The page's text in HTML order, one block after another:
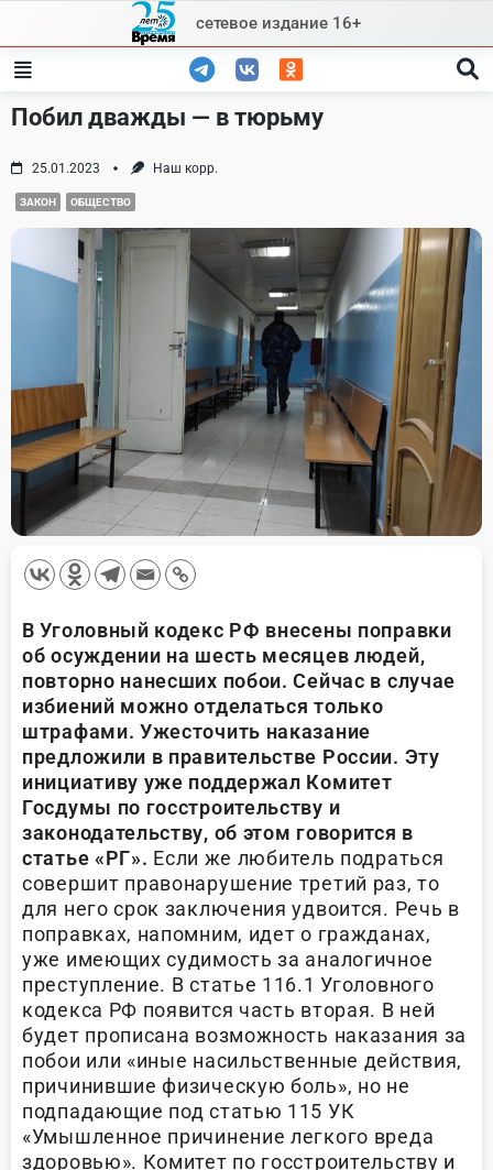
content
сетевое издание 16+
Побил дважды — в тюрьму
25.01.2023 Наш корр.
ЗАКОН ОБЩЕСТВО
В Уголовный кодекс РФ внесены поправки
об осуждении на шесть месяцев людей,
повторно нанесших побои. Сейчас в случае
избиений можно отделаться только
штрафами. Ужесточить наказание
предложили в правительстве России. Эту
инициативу уже поддержал Комитет
Госдумы по госстроительству и
законодательству, об этом говорится в
статье «РГ». Если же любитель подраться
совершит правонарушение третий раз, то
для него срок заключения удвоится. Речь в
поправках, напомним, идет о гражданах,
уже имеющих судимость за аналогичное
преступление. В статье 116.1 Уголовного
кодекса РФ появится часть вторая. В ней
будет прописана возможность наказания за
побои или «иные насильственные действия,
причинившие физическую боль», но не
подпадающие под статью 115 УК
«Умышленное причинение легкого вреда
здоровью». Комитет по госстроительству и